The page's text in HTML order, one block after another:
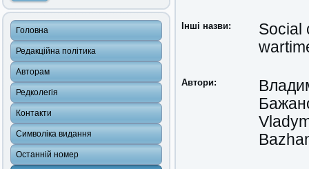
Головна
Редакційна політика
Авторам
Редколегія
Контакти
Символіка видання
Останній номер
Інші назви:
Social
Автори: